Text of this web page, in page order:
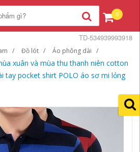
0
Đồ lót Áo phông dài
xuân và mùa thu thanh niên cotton
tay pocket shirt POLO áo sơ mi lỏng
TD-534939993918